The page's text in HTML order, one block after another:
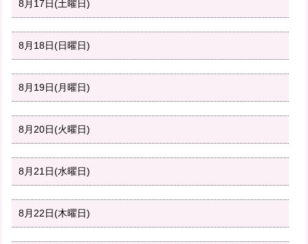
8月17日(土曜日)
8月18日(日曜日)
8月19日(月曜日)
8月20日(火曜日)
8月21日(水曜日)
8月22日(木曜日)